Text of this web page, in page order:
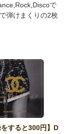
で
弾けまくりの2枚
をすると300円】D